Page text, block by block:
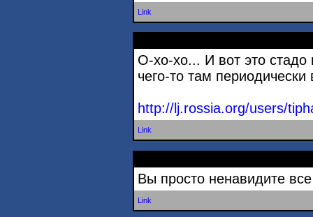
Link
О-хо-хо... И вот это
чего-то там
http://lj.rossia.org/users/
Link
Вы просто ненавидите
Link